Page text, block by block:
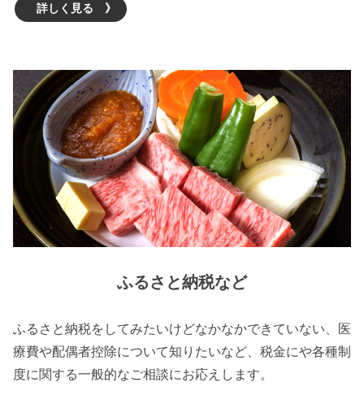
詳しく見る 》
ふるさと納税など
ふるさと納税をしてみたいけどなかなかできていない、医
療費や配偶者控除について知りたいなど、税金にや各種制
度に関する一般的なご相談にお応えします。